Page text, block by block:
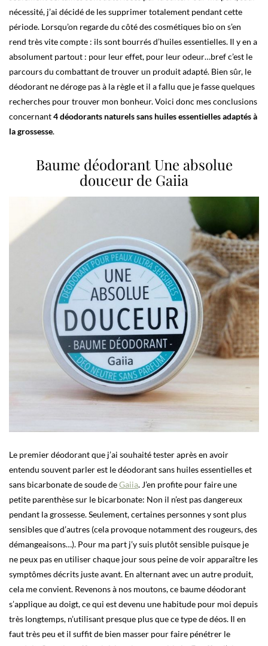
nécessité, j’ai décidé de les supprimer totalement pendant cette
période. Lorsqu’on regarde du côté des cosmétiques bio on s’en
rend très vite compte : ils sont bourrés d’huiles essentielles. Il y en a
absolument partout : pour leur effet, pour leur odeur…bref c’est le
parcours du combattant de trouver un produit adapté. Bien sûr, le
déodorant ne déroge pas à la règle et il a fallu que je fasse quelques
recherches pour trouver mon bonheur. Voici donc mes conclusions
concernant4 déodorants naturels sans huiles essentielles adaptés à
la grossesse.
Baume déodorant Une absolue
douceur de Gaiia
Le premier déodorant que j’ai souhaité tester après en avoir
entendu souvent parler est le déodorant sans huiles essentielles et
sans bicarbonate de soude deGaiia. J’en profite pour faire une
petite parenthèse sur le bicarbonate: Non il n’est pas dangereux
pendant la grossesse. Seulement, certaines personnes y sont plus
sensibles que d’autres (cela provoque notamment des rougeurs, des
démangeaisons…). Pour ma part j’y suis plutôt sensible puisque je
ne peux pas en utiliser chaque jour sous peine de voir apparaître les
symptômes décrits juste avant. En alternant avec un autre produit,
cela me convient. Revenons à nos moutons, ce baume déodorant
s’applique au doigt, ce qui est devenu une habitude pour moi depuis
très longtemps, n’utilisant presque plus que ce type de déos. Il en
faut très peu et il suffit de bien masser pour faire pénétrer le